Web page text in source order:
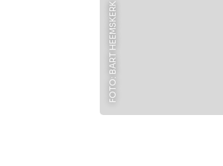
FOTO: BART HEEMSKERK